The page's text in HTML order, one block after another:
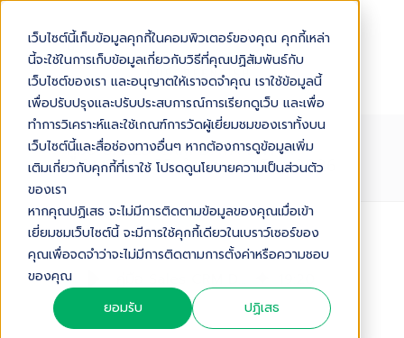
เว็บไซต์นี้เก็บข้อมูลคุกกี้ในคอมพิวเตอร์ของคุณ คุกกี้เหล่า
นี้จะใช้ในการเก็บข้อมูลเกี่ยวกับวิธีที่คุณปฏิสัมพันธ์กับ
เว็บไซต์ของเรา และอนุญาตให้เราจดจำคุณ เราใช้ข้อมูลนี้
เพื่อปรับปรุงและปรับประสบการณ์การเรียกดูเว็บ และเพื่อ
ทำการวิเคราะห์และใช้เกณฑ์การวัดผู้เยี่ยมชมของเราทั้งบน
เว็บไซต์นี้และสื่อช่องทางอื่นๆ หากต้องการดูข้อมูลเพิ่ม
เติมเกี่ยวกับคุกกี้ที่เราใช้ โปรดดูนโยบายความเป็นส่วนตัว
ของเรา
หากคุณปฏิเสธ จะไม่มีการติดตามข้อมูลของคุณเมื่อเข้า
เยี่ยมชมเว็บไซต์นี้ จะมีการใช้คุกกี้เดียวในเบราว์เซอร์ของ
คุณเพื่อจดจำว่าจะไม่มีการติดตามการตั้งค่าหรือความชอบ
ของคุณ
ยอมรับ
ปฏิเสธ
คู่มือ SALES CRM DATA ENTRY
COMPLIANCE สำหรับธุรกิจไทย 2026
Audio Version